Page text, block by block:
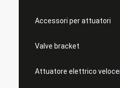
Accessori per attuatori
Valve bracket
Attuatore elettrico